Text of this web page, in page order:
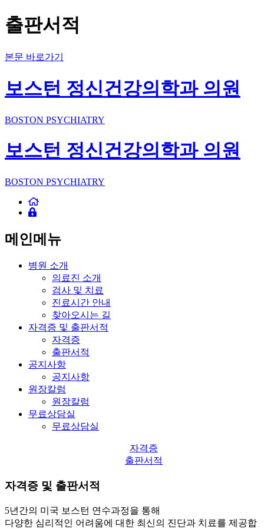
출판서적
본문 바로가기
보스턴 정신건강의학과 의원
BOSTON PSYCHIATRY
보스턴 정신건강의학과 의원
BOSTON PSYCHIATRY
메인메뉴
병원 소개
의료진 소개
검사 및 치료
진료시간 안내
찾아오시는 길
자격증 및 출판서적
자격증
출판서적
공지사항
공지사항
원장칼럼
원장칼럼
무료상담실
무료상담실
자격증
출판서적
자격증 및 출판서적
5년간의 미국 보스턴 연수과정을 통해
다양한 심리적인 어려움에 대한 최신의 진단과 치료를 제공합